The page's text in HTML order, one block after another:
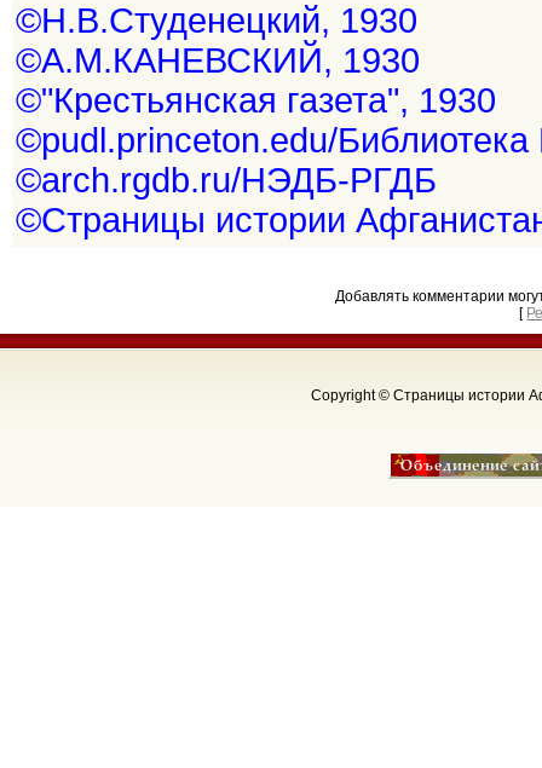
©Н.В.Студенецкий, 1930
©А.М.КАНЕВСКИЙ, 1930
©"Крестьянская газета", 1930
©pudl.princeton.edu/Библиотека
©arch.rgdb.ru/НЭДБ-РГДБ
©Страницы истории
Добавлять комментарии
[
Copyright © Страницы истории